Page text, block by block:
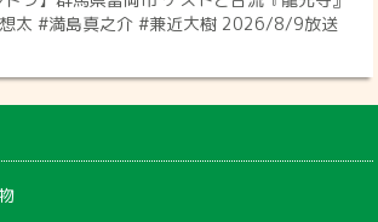
太 #満島真之介 #兼近大樹 2026/8/9放送